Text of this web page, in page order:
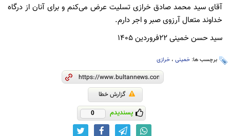
آقای سید محمد صادق خرازی تسلیت عرض می‌کنم و برای آنان از درگاه
خداوند متعال آرزوی صبر و اجر دارم.
سید حسن خمینی ۲۲فروردین ۱۴۰۵
برچسب ها: خمینی ، خرازی
گزارش خطا
پسندیدم 0